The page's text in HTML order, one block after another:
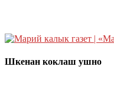
Шкенан коклаш ушно